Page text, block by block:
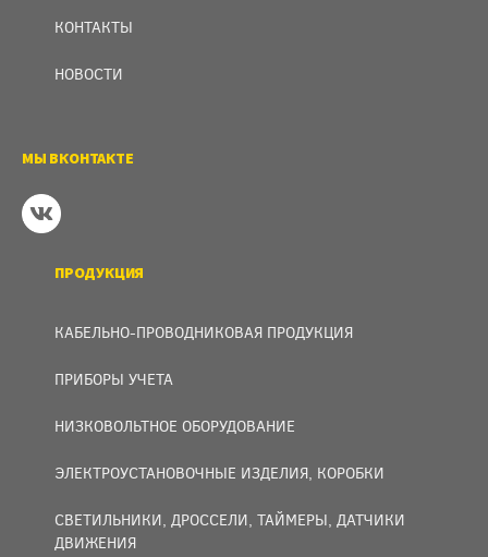
КОНТАКТЫ
НОВОСТИ
МЫ ВКОНТАКТЕ
ПРОДУКЦИЯ
КАБЕЛЬНО-ПРОВОДНИКОВАЯ ПРОДУКЦИЯ
ПРИБОРЫ УЧЕТА
НИЗКОВОЛЬТНОЕ ОБОРУДОВАНИЕ
ЭЛЕКТРОУСТАНОВОЧНЫЕ ИЗДЕЛИЯ, КОРОБКИ
СВЕТИЛЬНИКИ, ДРОССЕЛИ, ТАЙМЕРЫ, ДАТЧИКИ
ДВИЖЕНИЯ